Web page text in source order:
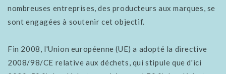
nombreuses entreprises, des producteurs aux marques, se
sont engagées à soutenir cet objectif.
Fin 2008, l'Union européenne (UE) a adopté la directive
2008/98/CE relative aux déchets, qui stipule que d'ici